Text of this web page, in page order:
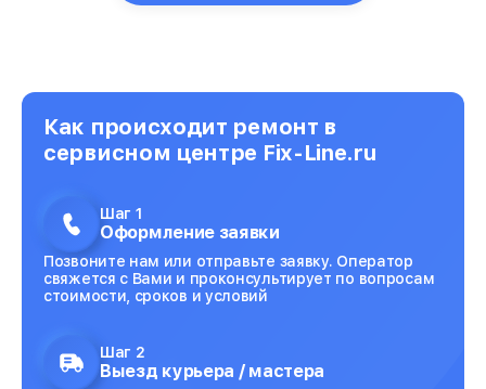
Как происходит ремонт в
сервисном центре Fix-Line.ru
Шаг 1
Оформление заявки
Позвоните нам или отправьте заявку. Оператор
свяжется с Вами и проконсультирует по вопросам
стоимости, сроков и условий
Шаг 2
Выезд курьера / мастера